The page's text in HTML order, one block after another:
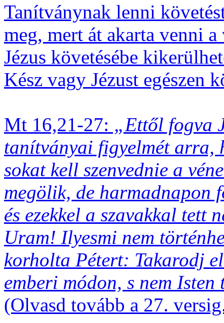
Tanítványnak lenni
meg, mert át akarta venni
Jézus követésébe
Kész vagy Jézust egészen
Mt 16,21-27: „Ettől fogva
tanítványai figyelmét arra,
sokat kell szenvednie a
megölik, de harmadnapon
és ezekkel a szavakkal tett
Uram! Ilyesmi nem
korholta Pétert: Takarodj
emberi módon, s nem
(Olvasd tovább a 27.